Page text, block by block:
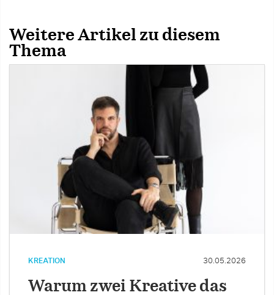
Weitere Artikel zu diesem
Thema
KREATION 30.05.2026
Warum zwei Kreative das